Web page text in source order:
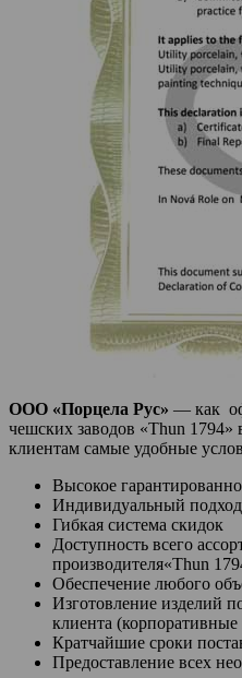
ООО «Порцела Рус» — как
чешских заводов «Thun 1794»
клиентам самые удобные
Высокое
Индивидуальный
Гибкая система скидок
Доступность всего
производителя«Thun
Обеспечение любого
Изготовление изделий
клиента (корпоративные
Кратчайшие сроки
Предоставление всех